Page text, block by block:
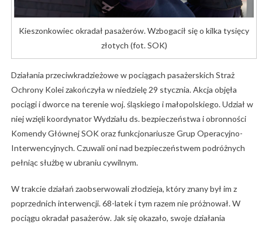
Kieszonkowiec okradał pasażerów. Wzbogacił się o kilka tysięcy
złotych (fot. SOK)
Działania przeciwkradzieżowe w pociągach pasażerskich Straż
Ochrony Kolei zakończyła w niedzielę 29 stycznia. Akcja objęła
pociągi i dworce na terenie woj. śląskiego i małopolskiego. Udział w
niej wzięli koordynator Wydziału ds. bezpieczeństwa i obronności
Komendy Głównej SOK oraz funkcjonariusze Grup Operacyjno-
Interwencyjnych. Czuwali oni nad bezpieczeństwem podróżnych
pełniąc służbę w ubraniu cywilnym.
W trakcie działań zaobserwowali złodzieja, który znany był im z
poprzednich interwencji. 68-latek i tym razem nie próżnował. W
pociągu okradał pasażerów. Jak się okazało, swoje działania